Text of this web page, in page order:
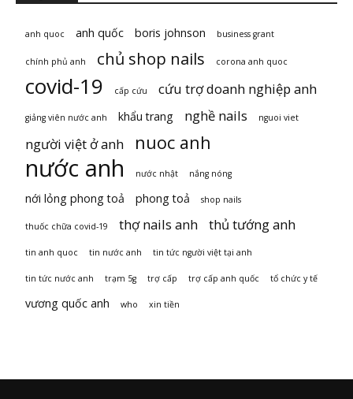
anh quoc anh quốc boris johnson business grant
chính phủ anh chủ shop nails corona anh quoc
covid-19 cấp cứu cứu trợ doanh nghiệp anh
giảng viên nước anh khẩu trang nghề nails nguoi viet
người việt ở anh nuoc anh
nước anh nước nhật nắng nóng
nới lỏng phong toả phong toả shop nails
thuốc chữa covid-19 thợ nails anh thủ tướng anh
tin anh quoc tin nước anh tin tức người việt tại anh
tin tức nước anh trạm 5g trợ cấp trợ cấp anh quốc tổ chức y tế
vương quốc anh who xin tiền